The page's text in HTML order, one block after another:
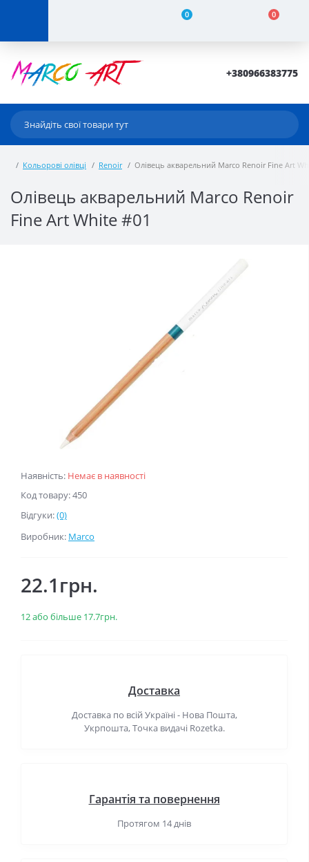
0 0
+380966383775
Кольорові олівці Renoir Олівець акварельний Marco Renoir Fine Art
Олівець акварельний Marco Renoir
Fine Art White #01
Наявність: Немає в наявності
Код товару: 450
Відгуки:(0)
Виробник: Marco
22.1грн.
12 або більше 17.7грн.
Доставка
Доставка по всій Україні - Нова Пошта,
Укрпошта, Точка видачі Rozetka.
Гарантія та повернення
Протягом 14 днів